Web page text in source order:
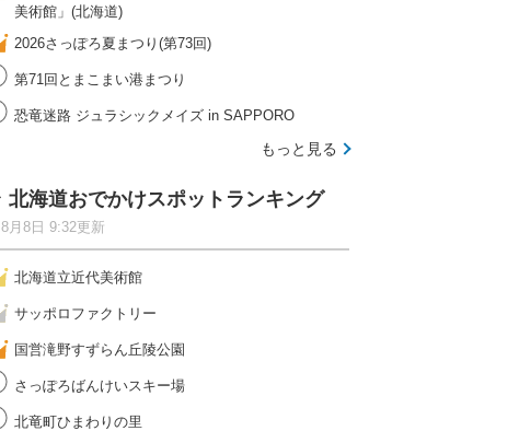
美術館」(北海道)
2026さっぽろ夏まつり(第73回)
第71回とまこまい港まつり
恐竜迷路 ジュラシックメイズ in SAPPORO
もっと見る
北海道おでかけスポットランキング
8月8日 9:32更新
北海道立近代美術館
サッポロファクトリー
国営滝野すずらん丘陵公園
さっぽろばんけいスキー場
北竜町ひまわりの里